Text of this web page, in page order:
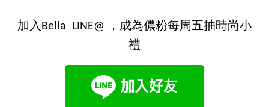
加入Bella LINE@ ，成為儂粉每周五抽時尚小
禮